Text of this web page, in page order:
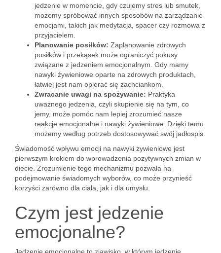
jedzenie w momencie, gdy czujemy stres lub smutek,
możemy spróbować innych sposobów na zarządzanie
emocjami, takich jak medytacja, spacer czy rozmowa z
przyjacielem.
Planowanie posiłków: Zaplanowanie zdrowych
posiłków i przekąsek może ograniczyć pokusy
związane z jedzeniem emocjonalnym. Gdy mamy
nawyki żywieniowe oparte na zdrowych produktach,
łatwiej jest nam opierać się zachciankom.
Zwracanie uwagi na spożywanie: Praktyka
uważnego jedzenia, czyli skupienie się na tym, co
jemy, może pomóc nam lepiej zrozumieć nasze
reakcje emocjonalne i nawyki żywieniowe. Dzięki temu
możemy według potrzeb dostosowywać swój jadłospis.
Świadomość wpływu emocji na nawyki żywieniowe jest
pierwszym krokiem do wprowadzenia pozytywnych zmian w
diecie. Zrozumienie tego mechanizmu pozwala na
podejmowanie świadomych wyborów, co może przynieść
korzyści zarówno dla ciała, jak i dla umysłu.
Czym jest jedzenie
emocjonalne?